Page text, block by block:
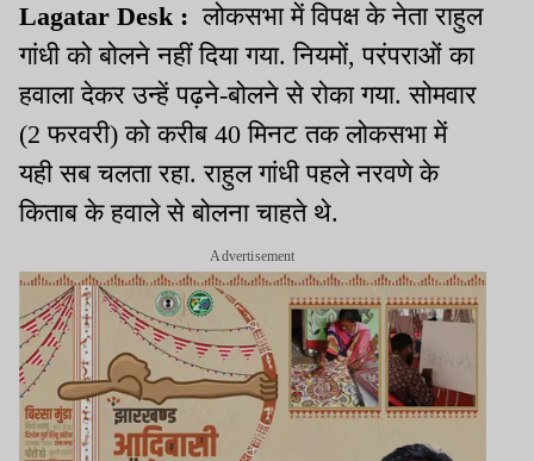
Lagatar Desk :लोकसभा में विपक्ष के नेता राहुल
गांधी को बोलने नहीं दिया गया. नियमों, परंपराओं का
हवाला देकर उन्हें पढ़ने-बोलने से रोका गया. सोमवार
(2 फरवरी) को करीब 40 मिनट तक लोकसभा में
यही सब चलता रहा. राहुल गांधी पहले नरवणे के
किताब के हवाले से बोलना चाहते थे.
Advertisement